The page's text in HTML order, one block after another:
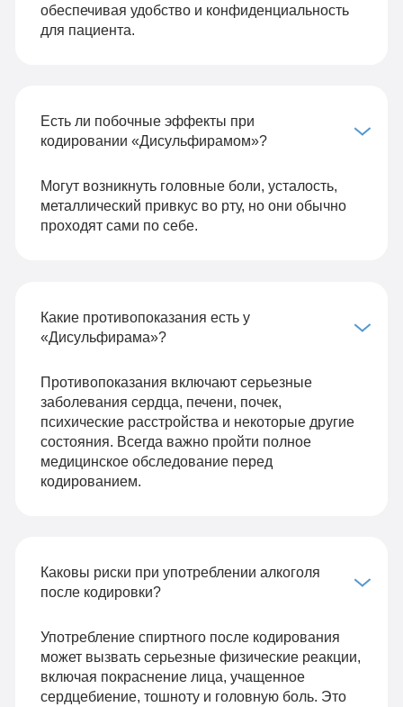
обеспечивая удобство и конфиденциальность
для пациента.
Есть ли побочные эффекты при
кодировании «Дисульфирамом»?
Могут возникнуть головные боли, усталость,
металлический привкус во рту, но они обычно
проходят сами по себе.
Какие противопоказания есть у
«Дисульфирама»?
Противопоказания включают серьезные
заболевания сердца, печени, почек,
психические расстройства и некоторые другие
состояния. Всегда важно пройти полное
медицинское обследование перед
кодированием.
Каковы риски при употреблении алкоголя
после кодировки?
Употребление спиртного после кодирования
может вызвать серьезные физические реакции,
включая покраснение лица, учащенное
сердцебиение, тошноту и головную боль. Это